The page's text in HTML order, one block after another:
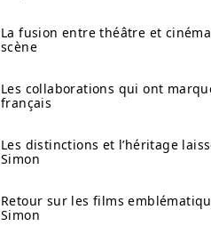
La fusion entre théâtre et
scène
Les collaborations qui ont
français
Les distinctions et l’héritage
Simon
Retour sur les films
Simon